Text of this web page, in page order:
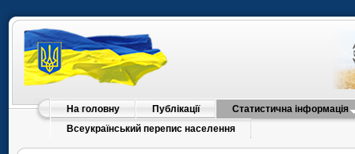
На головну Публікації
Статистична інформація
Всеукраїнський перепис населення